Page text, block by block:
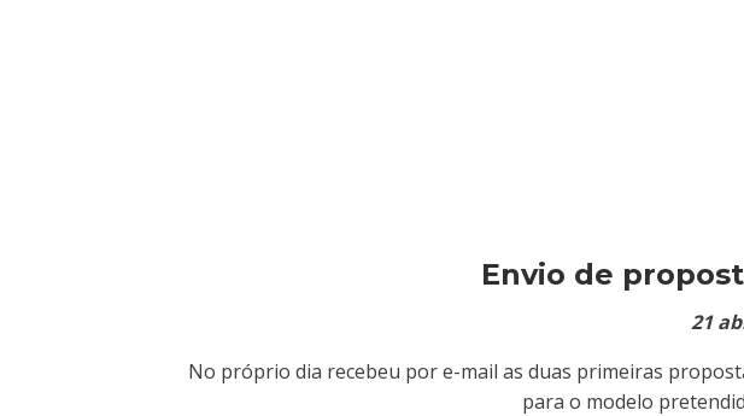
Envio de
21
No próprio dia recebeu por e-mail as duas primeiras
para o modelo